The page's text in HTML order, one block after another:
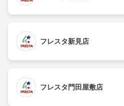
フレスタ新見店
フレスタ門田屋敷店